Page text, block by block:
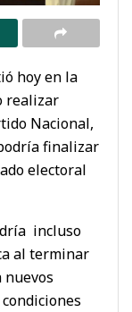
hoy en la
realizar
Nacional,
finalizar
electoral
incluso
al terminar